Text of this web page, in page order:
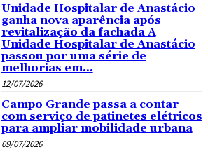
Unidade Hospitalar de Anastácio
ganha nova aparência após
revitalização da fachada A
Unidade Hospitalar de Anastácio
passou por uma série de
melhorias em...
12/07/2026
Campo Grande passa a contar
com serviço de patinetes elétricos
para ampliar mobilidade urbana
09/07/2026